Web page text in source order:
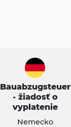
Bauabzugsteuer
- žiadosť o
vyplatenie
Nemecko